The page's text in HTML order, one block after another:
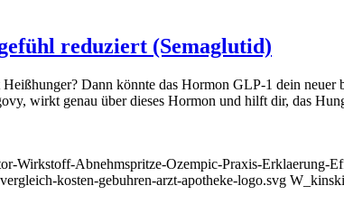
reduziert (Semaglutid)
Dann könnte das Hormon GLP-1 dein neuer
wirkt genau über dieses Hormon und hilft dir, das
Wirkstoff-Abnehmspritze-Ozempic-Praxis-Erklaerung-
kosten-gebuhren-arzt-apotheke-logo.svg W_kinski